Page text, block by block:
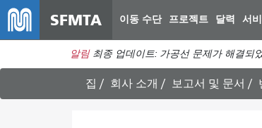
SFMTA 이동 수단 프로젝트 달력 서
알림 최종 업데이트: 가공선 문제가 해결되
집 회사 소개 보고서 및 문서